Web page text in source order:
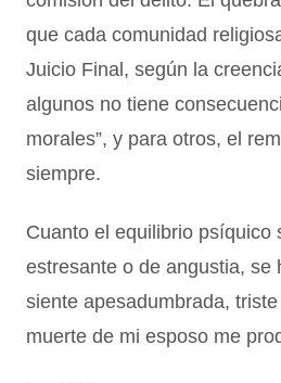
que cada comunidad
Juicio Final, según la
algunos no tiene
morales”, y para otros, el
siempre.
Cuanto el equilibrio psíquico
estresante o de angustia, se
siente apesadumbrada,
muerte de mi esposo me